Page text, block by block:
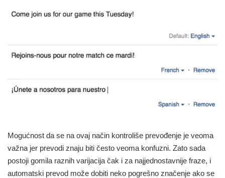
Mogućnost da se na ovaj način kontroliše prevođenje je veoma
važna jer prevodi znaju biti često veoma konfuzni. Zato sada
postoji gomila raznih varijacija čak i za najjednostavnije fraze, i
automatski prevod može dobiti neko pogrešno značenje ako se